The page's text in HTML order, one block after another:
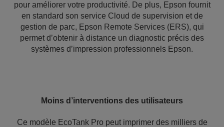
pour améliorer votre productivité. De plus, Epson fournit
en standard son service Cloud de supervision et de
gestion de parc, Epson Remote Services (ERS), qui
permet d’obtenir à distance un diagnostic précis des
systèmes d’impression professionnels Epson.
Moins d’interventions des utilisateurs
Ce modèle EcoTank Pro peut imprimer des milliers de